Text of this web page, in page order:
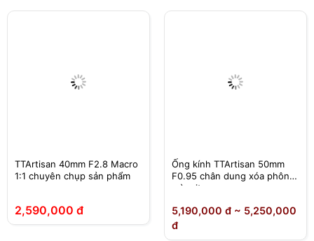
TTArtisan 40mm F2.8 Macro
1:1 chuyên chụp sản phẩm
2,590,000 đ
Ống kính TTArtisan 50mm
F0.95 chân dung xóa phông
mù mịt
5,190,000 đ ~ 5,250,000
đ